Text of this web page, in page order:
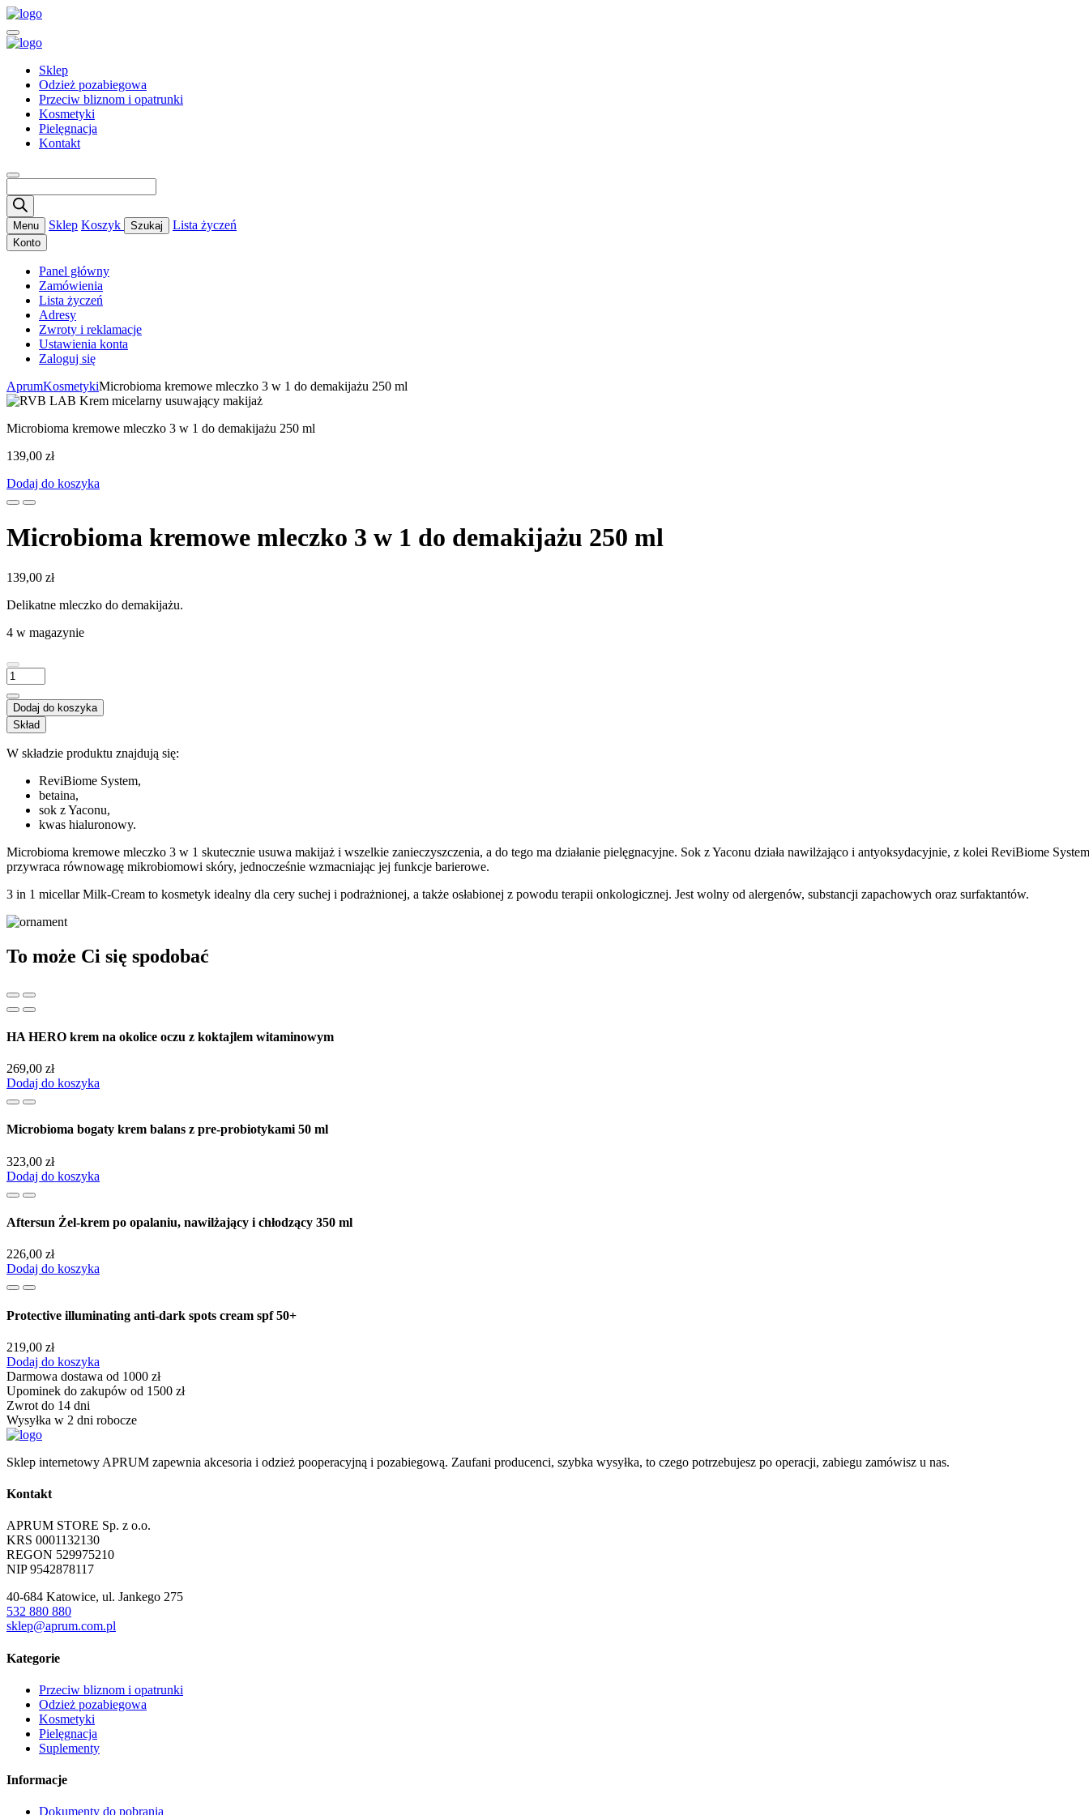
Sklep
Odzież pozabiegowa
Przeciw bliznom i opatrunki
Kosmetyki
Pielęgnacja
Kontakt
produktów
Menu Sklep Koszyk Szukaj Lista życzeń
Konto
Panel główny
Zamówienia
Lista życzeń
Adresy
Zwroty i reklamacje
Ustawienia konta
Zaloguj się
AprumKosmetykiMicrobioma kremowe mleczko 3 w 1 do demakijażu 250 ml
Microbioma kremowe mleczko 3 w 1 do demakijażu 250 ml
139,00 zł
Dodaj do koszyka
Microbioma kremowe mleczko 3 w 1 do demakijażu 250 ml
139,00 zł
Delikatne mleczko do demakijażu.
4 w magazynie
ilość
Microbioma
kremowe
mleczko
3
w
1
demakijażu
Dodaj do koszyka
Skład
W składzie produktu znajdują się:
ReviBiome System,
betaina,
sok z Yaconu,
kwas hialuronowy.
Microbioma kremowe mleczko 3 w 1 skutecznie usuwa makijaż i wszelkie zanieczyszczenia, a do tego ma działanie pielęgnacyjne. Sok z Yaconu działa nawilżająco i antyoksydacyjnie, z kolei ReviBiome System
przywraca równowagę mikrobiomowi skóry, jednocześnie wzmacniając jej funkcje barierowe.
3 in 1 micellar Milk-Cream to kosmetyk idealny dla cery suchej i podrażnionej, a także osłabionej z powodu terapii onkologicznej. Jest wolny od alergenów, substancji zapachowych oraz surfaktantów.
To może Ci się spodobać
HA HERO krem na okolice oczu z koktajlem witaminowym
269,00 zł
Dodaj do koszyka
Microbioma bogaty krem balans z pre-probiotykami 50 ml
323,00 zł
Dodaj do koszyka
Aftersun Żel-krem po opalaniu, nawilżający i chłodzący 350 ml
226,00 zł
Dodaj do koszyka
Protective illuminating anti-dark spots cream spf 50+
219,00 zł
Dodaj do koszyka
Darmowa dostawa od 1000 zł
Upominek do zakupów od 1500 zł
Zwrot do 14 dni
Wysyłka w 2 dni robocze
Sklep internetowy APRUM zapewnia akcesoria i odzież pooperacyjną i pozabiegową. Zaufani producenci, szybka wysyłka, to czego potrzebujesz po operacji, zabiegu zamówisz u nas.
Kontakt
APRUM STORE Sp. z o.o.
KRS 0001132130
REGON 529975210
NIP 9542878117
40-684 Katowice, ul. Jankego 275
532 880 880
sklep@aprum.com.pl
Kategorie
Przeciw bliznom i opatrunki
Odzież pozabiegowa
Kosmetyki
Pielęgnacja
Suplementy
Informacje
Dokumenty do pobrania